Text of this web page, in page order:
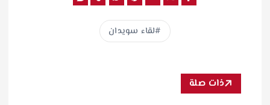
لقاء سويدان
ذات صلة